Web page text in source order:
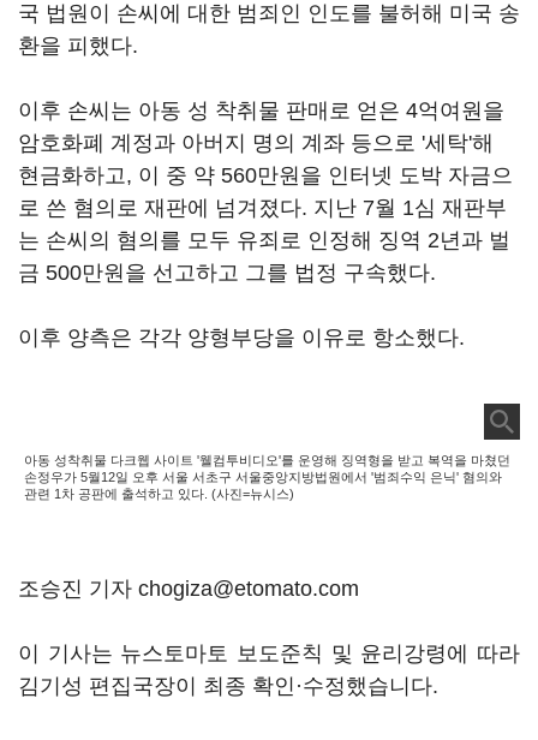
국 법원이 손씨에 대한 범죄인 인도를 불허해 미국 송
환을 피했다.
이후 손씨는 아동 성 착취물 판매로 얻은 4억여원을
암호화폐 계정과 아버지 명의 계좌 등으로 '세탁'해
현금화하고, 이 중 약 560만원을 인터넷 도박 자금으
로 쓴 혐의로 재판에 넘겨졌다. 지난 7월 1심 재판부
는 손씨의 혐의를 모두 유죄로 인정해 징역 2년과 벌
금 500만원을 선고하고 그를 법정 구속했다.
이후 양측은 각각 양형부당을 이유로 항소했다.
아동 성착취물 다크웹 사이트 '웰컴투비디오'를 운영해 징역형을 받고 복역을 마쳤던
손정우가 5월12일 오후 서울 서초구 서울중앙지방법원에서 '범죄수익 은닉' 혐의와
관련 1차 공판에 출석하고 있다. (사진=뉴시스)
조승진 기자 chogiza@etomato.com
이 기사는 뉴스토마토 보도준칙 및 윤리강령에 따라
김기성 편집국장이 최종 확인·수정했습니다.